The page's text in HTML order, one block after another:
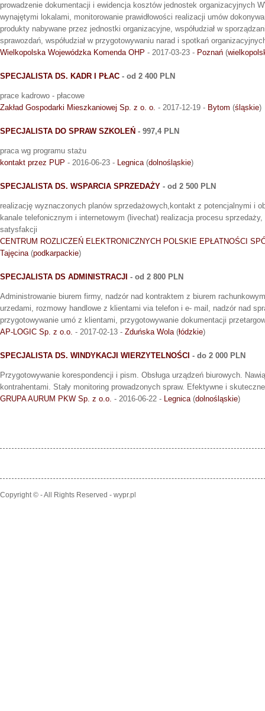
prowadzenie dokumentacji i ewidencja kosztów jednostek organizacyjnych
wynajętymi lokalami, monitorowanie prawidłowości realizacji umów
produkty nabywane przez jednostki organizacyjne, współudział w
sprawozdań, współudział w przygotowywaniu narad i spotkań
Wielkopolska Wojewódzka Komenda OHP - 2017-03-23 - Poznań (
SPECJALISTA DS. KADR I PŁAC - od 2 400 PLN
prace kadrowo - płacowe
Zakład Gospodarki Mieszkaniowej Sp. z o. o. - 2017-12-19 - Bytom (śląskie)
SPECJALISTA DO SPRAW SZKOLEŃ - 997,4 PLN
praca wg programu stażu
kontakt przez PUP - 2016-06-23 - Legnica(dolnośląskie)
SPECJALISTA DS. WSPARCIA SPRZEDAŻY - od 2 500 PLN
realizację wyznaczonych planów sprzedażowych,kontakt z potencjalnymi i
kanale telefonicznym i internetowym (livechat) realizacja procesu
satysfakcji
CENTRUM ROZLICZEŃ ELEKTRONICZNYCH POLSKIE EPŁATNOŚCI
Tajęcina(podkarpackie)
SPECJALISTA DS ADMINISTRACJI - od 2 800 PLN
Administrowanie biurem firmy, nadzór nad kontraktem z biurem
urzedami, rozmowy handlowe z klientami via telefon i e- mail, nadzór nad
przygotowywanie umó z klientami, przygotowywanie dokumentacji
AP-LOGIC Sp. z o.o. - 2017-02-13 - Zduńska Wola(łódzkie)
SPECJALISTA DS. WINDYKACJI WIERZYTELNOŚCI - do 2 000 PLN
Przygotowywanie korespondencji i pism. Obsługa urządzeń biurowych.
kontrahentami. Stały monitoring prowadzonych spraw. Efektywne i
GRUPA AURUM PKW Sp. z o.o. - 2016-06-22 - Legnica(dolnośląskie)
Copyright © - All Rights Reserved - wypr.pl